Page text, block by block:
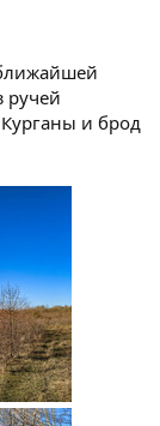
ручей
и брод